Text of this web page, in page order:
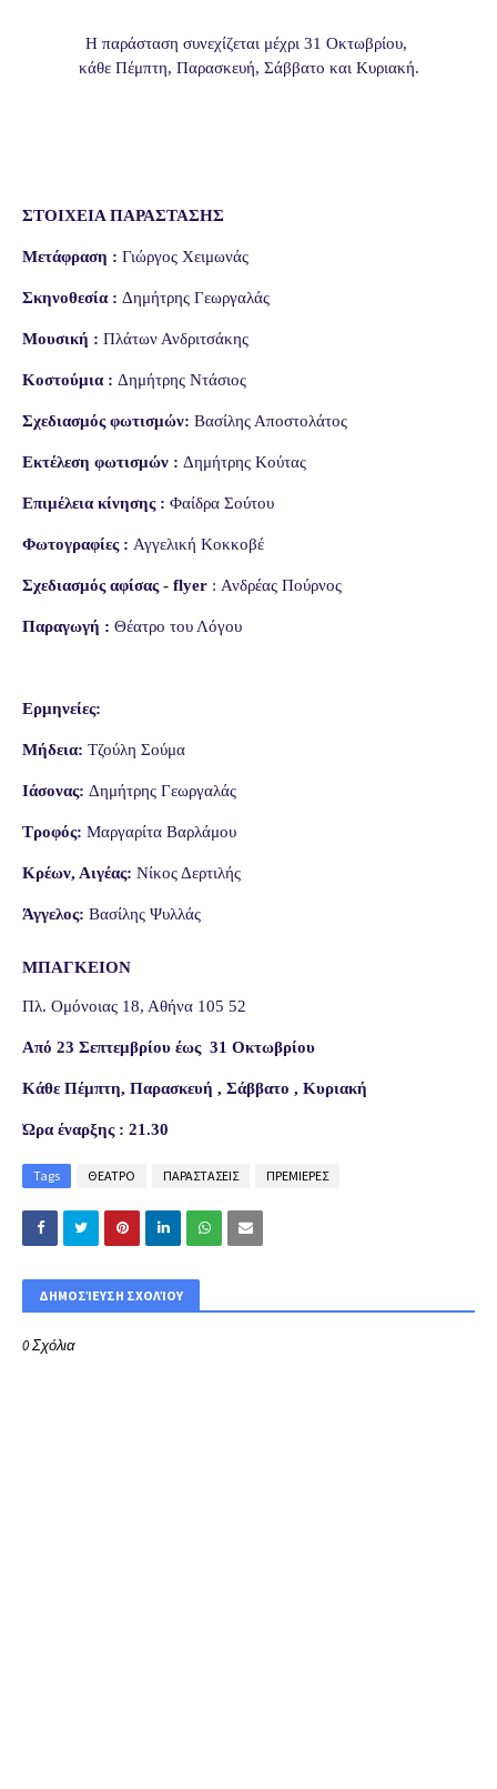
Η παράσταση συνεχίζεται μέχρι 31 Οκτωβρίου,
κάθε Πέμπτη, Παρασκευή, Σάββατο και Κυριακή.
ΣΤΟΙΧΕΙΑ ΠΑΡΑΣΤΑΣΗΣ
Μετάφραση : Γιώργος Χειμωνάς
Σκηνοθεσία : Δημήτρης Γεωργαλάς
Μουσική : Πλάτων Ανδριτσάκης
Κοστούμια : Δημήτρης Ντάσιος
Σχεδιασμός φωτισμών: Βασίλης Αποστολάτος
Εκτέλεση φωτισμών : Δημήτρης Κούτας
Επιμέλεια κίνησης : Φαίδρα Σούτου
Φωτογραφίες : Αγγελική Κοκκοβέ
Σχεδιασμός αφίσας - flyer : Ανδρέας Πούρνος
Παραγωγή : Θέατρο του Λόγου
Ερμηνείες:
Μήδεια: Τζούλη Σούμα
Ιάσονας: Δημήτρης Γεωργαλάς
Τροφός: Μαργαρίτα Βαρλάμου
Κρέων, Αιγέας: Νίκος Δερτιλής
Άγγελος: Βασίλης Ψυλλάς
ΜΠΑΓΚΕΙΟΝ
Πλ. Ομόνοιας 18, Αθήνα 105 52
Από 23 Σεπτεμβρίου έως 31 Οκτωβρίου
Κάθε Πέμπτη, Παρασκευή , Σάββατο , Κυριακή
Ώρα έναρξης : 21.30
Tags ΘΕΑΤΡΟ ΠΑΡΑΣΤΑΣΕΙΣ ΠΡΕΜΙΕΡΕΣ
ΔΗΜΟΣΊΕΥΣΗ ΣΧΟΛΊΟΥ
0 Σχόλια